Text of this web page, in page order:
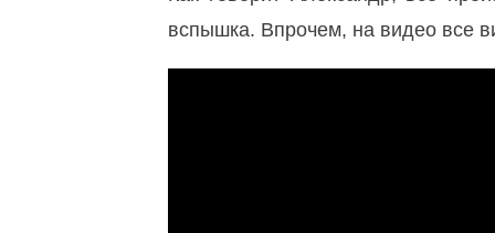
вспышка. Впрочем, на видео все